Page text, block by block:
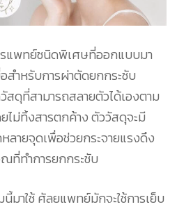
รแพทย์ชนิดพิเศษที่ออกแบบมา
อสำหรับการผ่าตัดยกกระชับ
สดุที่สามารถสลายตัวได้เองตาม
ไม่ทิ้งสารตกค้าง ตัววัสดุจะมี
ายจุดเพื่อช่วยกระจายแรงดึง
ที่ทำการยกกระชับ
มาใช้ ศัลยแพทย์มักจะใช้การเย็บ